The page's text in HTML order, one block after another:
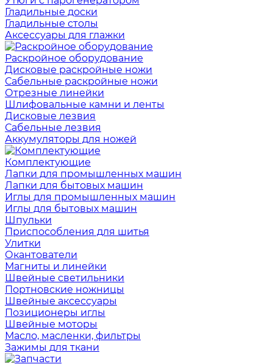
Гладильные доски
Гладильные столы
Аксессуары для глажки
Раскройное оборудование
Дисковые раскройные ножи
Сабельные раскройные ножи
Отрезные линейки
Шлифовальные камни и ленты
Дисковые лезвия
Сабельные лезвия
Аккумуляторы для ножей
Комплектующие
Лапки для промышленных машин
Лапки для бытовых машин
Иглы для промышленных машин
Иглы для бытовых машин
Шпульки
Приспособления для шитья
Улитки
Окантователи
Магниты и линейки
Швейные светильники
Портновские ножницы
Швейные аксессуары
Позиционеры иглы
Швейные моторы
Масло, масленки, фильтры
Зажимы для ткани